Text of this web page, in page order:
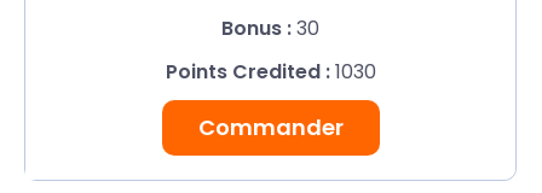
30
1030
Commander